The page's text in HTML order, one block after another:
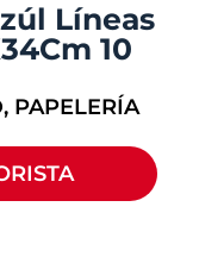
Líneas
10
, PAPELERÍA